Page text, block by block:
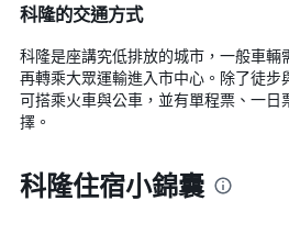
科隆的交通方式
科隆是座講究低排放的城市，一般車輛
再轉乘大眾運輸進入市中心。除了徒
可搭乘火車與公車，並有單程票、一日
擇。
科隆住宿小錦囊